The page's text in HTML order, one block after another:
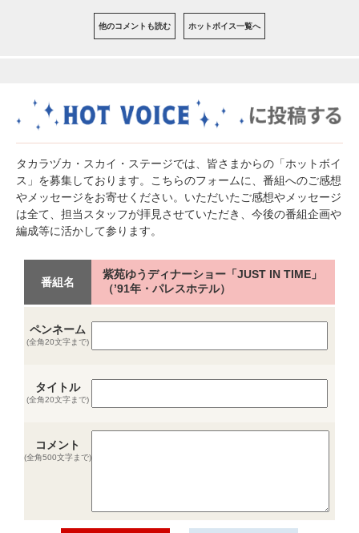
他のコメントも読む ホットボイス一覧へ
タカラヅカ・スカイ・ステージでは、皆さまからの「ホットボイ
ス」を募集しております。こちらのフォームに、番組へのご感想
やメッセージをお寄せください。いただいたご感想やメッセージ
は全て、担当スタッフが拝見させていただき、今後の番組企画や
編成等に活かして参ります。
番組名
紫苑ゆうディナーショー「JUST IN TIME」
（’91年・パレスホテル）
ペンネーム
(全角20文字まで)
タイトル
(全角20文字まで)
コメント
(全角500文字まで)